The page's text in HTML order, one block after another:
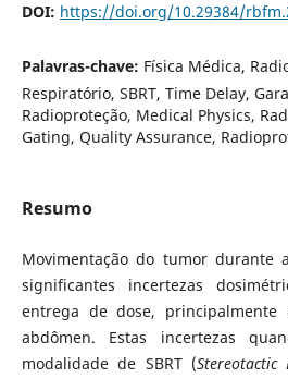
DOI: https://doi.org/10.29384/
Palavras-chave: Física Médica,
Respiratório, SBRT, Time Delay,
Radioproteção, Medical Physics,
Gating, Quality Assurance,
Resumo
Movimentação do tumor durante
significantes incertezas
entrega de dose,
abdômen. Estas incertezas
modalidade de SBRT (Stereotactic